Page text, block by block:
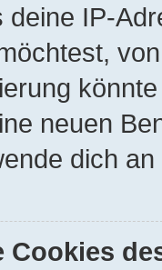
deine IP-
neuen
dich
Cookies